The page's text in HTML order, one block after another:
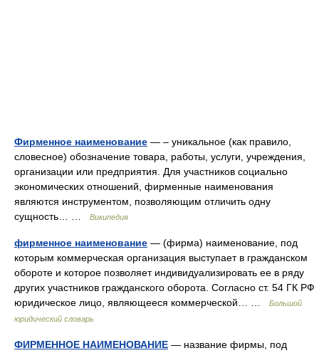
Фирменное наименование — – уникальное (как правило,
словесное) обозначение товара, работы, услуги, учреждения,
организации или предприятия. Для участников социально
экономических отношений, фирменные наименования
являются инструментом, позволяющим отличить одну
сущность… …
Википедия
фирменное наименование — (фирма) наименование, под
которым коммерческая организация выступает в гражданском
обороте и которое позволяет индивидуализировать ее в ряду
других участников гражданского оборота. Согласно ст. 54 ГК РФ
юридическое лицо, являющееся коммерческой… …
Большой
юридический словарь
ФИРМЕННОЕ НАИМЕНОВАНИЕ — название фирмы, под